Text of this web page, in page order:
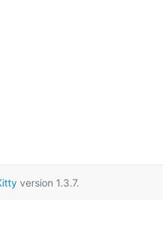
version 1.3.7.